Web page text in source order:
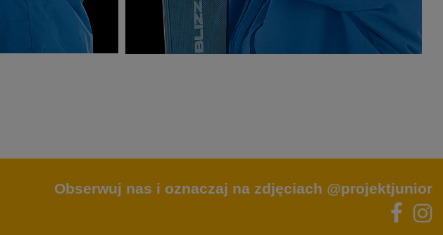
Obserwuj nas i oznaczaj na zdjęciach @projektjunior